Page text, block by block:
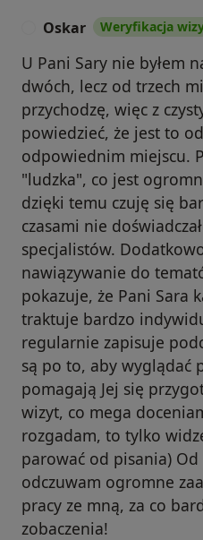
Oskar Weryfikacja
U Pani Sary nie byłem
dwóch, lecz od trzech
przychodzę, więc z
powiedzieć, że jest to
odpowiednim miejscu.
"ludzka", co jest
dzięki temu czuję się
czasami nie
specjalistów.
nawiązywanie do
pokazuje, że Pani Sara
traktuje bardzo
regularnie zapisuje
są po to, aby wyglądać
pomagają Jej się
wizyt, co mega
rozgadam, to tylko
parować od pisania)
odczuwam ogromne
pracy ze mną, za co
zobaczenia!